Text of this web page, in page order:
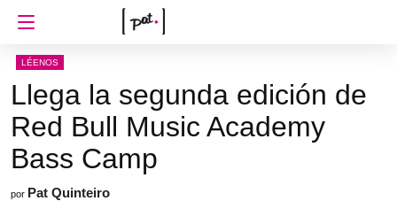
LÉENOS
Llega la segunda edición de
Red Bull Music Academy
Bass Camp
por Pat Quinteiro